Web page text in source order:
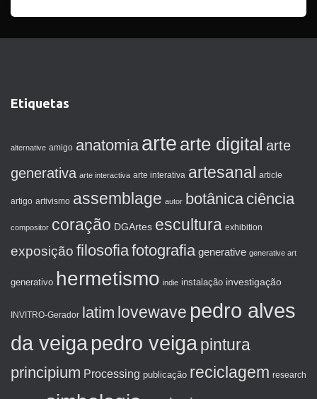
Etiquetas
alternative amigo anatomia arte arte digital arte
generativa arte interactiva arte interativa artesanal article
artigo artivismo assemblage autor botânica ciência
compositor coração DGArtes escultura exhibition
exposição filosofiafotografia generative generative art
generativo hermetismo indie instalação investigação
INVITRO-Gerador latim lovewave pedro alves
da veigapedro veigapintura
principium Processing publicação reciclagem research